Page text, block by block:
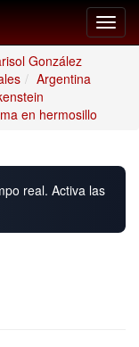
González
Argentina
en hermosillo
real. Activa las